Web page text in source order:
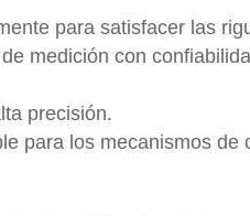
para satisfacer las
medición con
precisión.
para los mecanismos de